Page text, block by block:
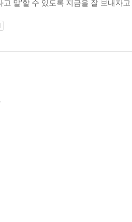
고 말’할 수 있도록 지금을 잘 보내자